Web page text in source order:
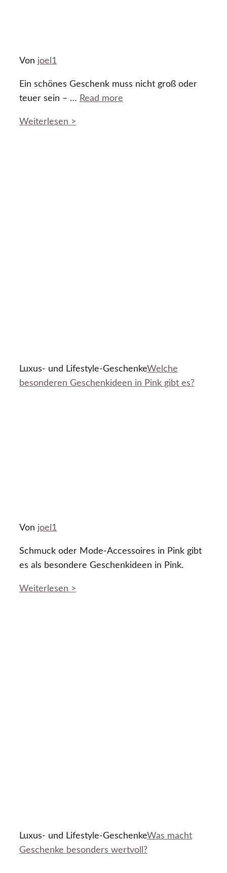
Von joel1
Ein schönes Geschenk muss nicht groß oder
teuer sein – … Read more
Weiterlesen >
Luxus- und Lifestyle-GeschenkeWelche
besonderen Geschenkideen in Pink gibt es?
Von joel1
Schmuck oder Mode-Accessoires in Pink gibt
es als besondere Geschenkideen in Pink.
Weiterlesen >
Luxus- und Lifestyle-GeschenkeWas macht
Geschenke besonders wertvoll?